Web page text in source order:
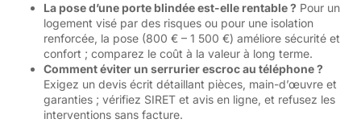
La pose d’une porte blindée est-elle rentable ? Pour un
logement visé par des risques ou pour une isolation
renforcée, la pose (800 € – 1 500 €) améliore sécurité et
confort ; comparez le coût à la valeur à long terme.
Comment éviter un serrurier escroc au téléphone ?
Exigez un devis écrit détaillant pièces, main-d’œuvre et
garanties ; vérifiez SIRET et avis en ligne, et refusez les
interventions sans facture.